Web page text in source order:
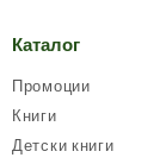
Каталог
Промоции
Книги
Детски книги